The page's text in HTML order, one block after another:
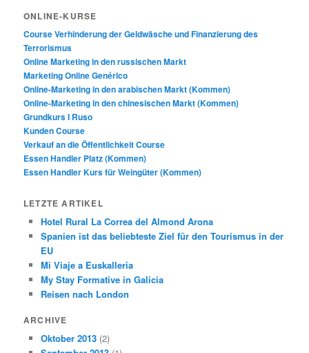
ONLINE-KURSE
Course Verhinderung der Geldwäsche und Finanzierung des
Terrorismus
Online Marketing in den russischen Markt
Marketing Online Genérico
Online-Marketing in den arabischen Markt (Kommen)
Online-Marketing in den chinesischen Markt (Kommen)
Grundkurs I Ruso
Kunden Course
Verkauf an die Öffentlichkeit Course
Essen Handler Platz (Kommen)
Essen Handler Kurs für Weingüter (Kommen)
LETZTE ARTIKEL
Hotel Rural La Correa del Almond Arona
Spanien ist das beliebteste Ziel für den Tourismus in der
EU
Mi Viaje a Euskalleria
My Stay Formative in Galicia
Reisen nach London
ARCHIVE
Oktober 2013 (2)